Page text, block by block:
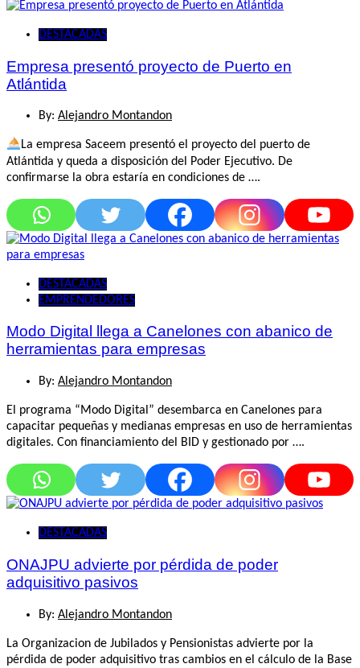
DESTACADAS
Empresa presentó proyecto de Puerto en
Atlántida
By: Alejandro Montandon
La empresa Saceem presentó el proyecto del puerto de
Atlántida y queda a disposición del Poder Ejecutivo. De
confirmarse la obra estaría en condiciones de ….
DESTACADAS
EMPRENDEDORES
Modo Digital llega a Canelones con abanico de
herramientas para empresas
By: Alejandro Montandon
El programa “Modo Digital” desembarca en Canelones para
capacitar pequeñas y medianas empresas en uso de herramientas
digitales. Con financiamiento del BID y gestionado por ….
DESTACADAS
ONAJPU advierte por pérdida de poder
adquisitivo pasivos
By: Alejandro Montandon
La Organizacion de Jubilados y Pensionistas advierte por la
pérdida de poder adquisitivo tras cambios en el cálculo de la Base